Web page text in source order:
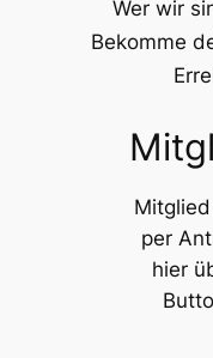
Wer wir
Bekomme
per
hier